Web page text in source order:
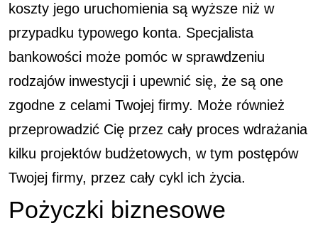
koszty jego uruchomienia są wyższe niż w
przypadku typowego konta. Specjalista
bankowości może pomóc w sprawdzeniu
rodzajów inwestycji i upewnić się, że są one
zgodne z celami Twojej firmy. Może również
przeprowadzić Cię przez cały proces wdrażania
kilku projektów budżetowych, w tym postępów
Twojej firmy, przez cały cykl ich życia.
Pożyczki biznesowe